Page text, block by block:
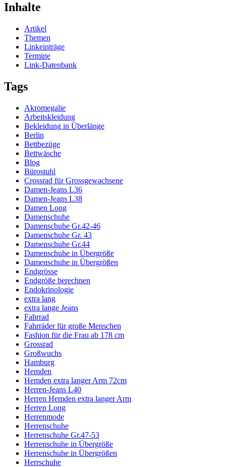
Inhalte
Artikel
Themen
Linkeinträge
Termine
Link-Datenbank
Tags
Akromegalie
Arbeitskleidung
Bekleidung in Überlänge
Berlin
Bettbezüge
Bettwäsche
Blog
Bürostuhl
Crossrad für Grossgewachsene
Damen-Jeans L36
Damen-Jeans L38
Damen Long
Damenschuhe
Damenschuhe Gr.42-46
Damenschuhe Gr. 43
Damenschuhe Gr.44
Damenschuhe in Übergröße
Damenschuhe in Übergrößen
Endgrösse
Endgröße berechnen
Endokrinologie
extra lang
extra lange Jeans
Fahrrad
Fahrräder für große Menschen
Fashion für die Frau ab 178 cm
Grossrad
Großwuchs
Hamburg
Hemden
Hemden extra langer Arm 72cm
Herren-Jeans L40
Herren Hemden extra langer Arm
Herren Long
Herrenmode
Herrenschuhe
Herrenschuhe Gr.47-53
Herrenschuhe in Übergröße
Herrenschuhe in Übergrößen
Herrschuhe